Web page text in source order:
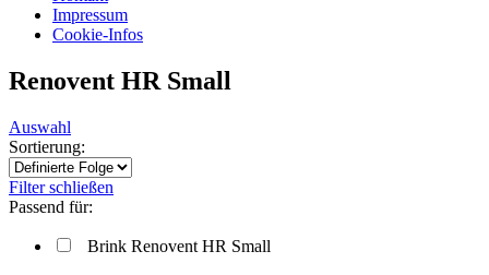
Impressum
Cookie-Infos
Renovent HR Small
Auswahl
Sortierung:
Filter schließen
Passend für:
Brink Renovent HR Small